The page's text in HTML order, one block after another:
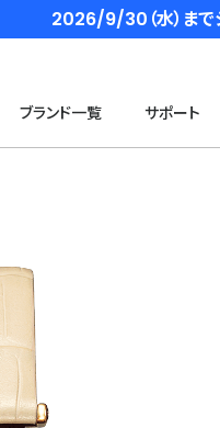
2026/9/30（水）まで
ブランド一覧 サポート